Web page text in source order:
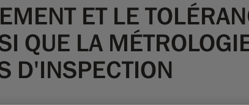
ET LE
QUE LA
D'INSPECTION